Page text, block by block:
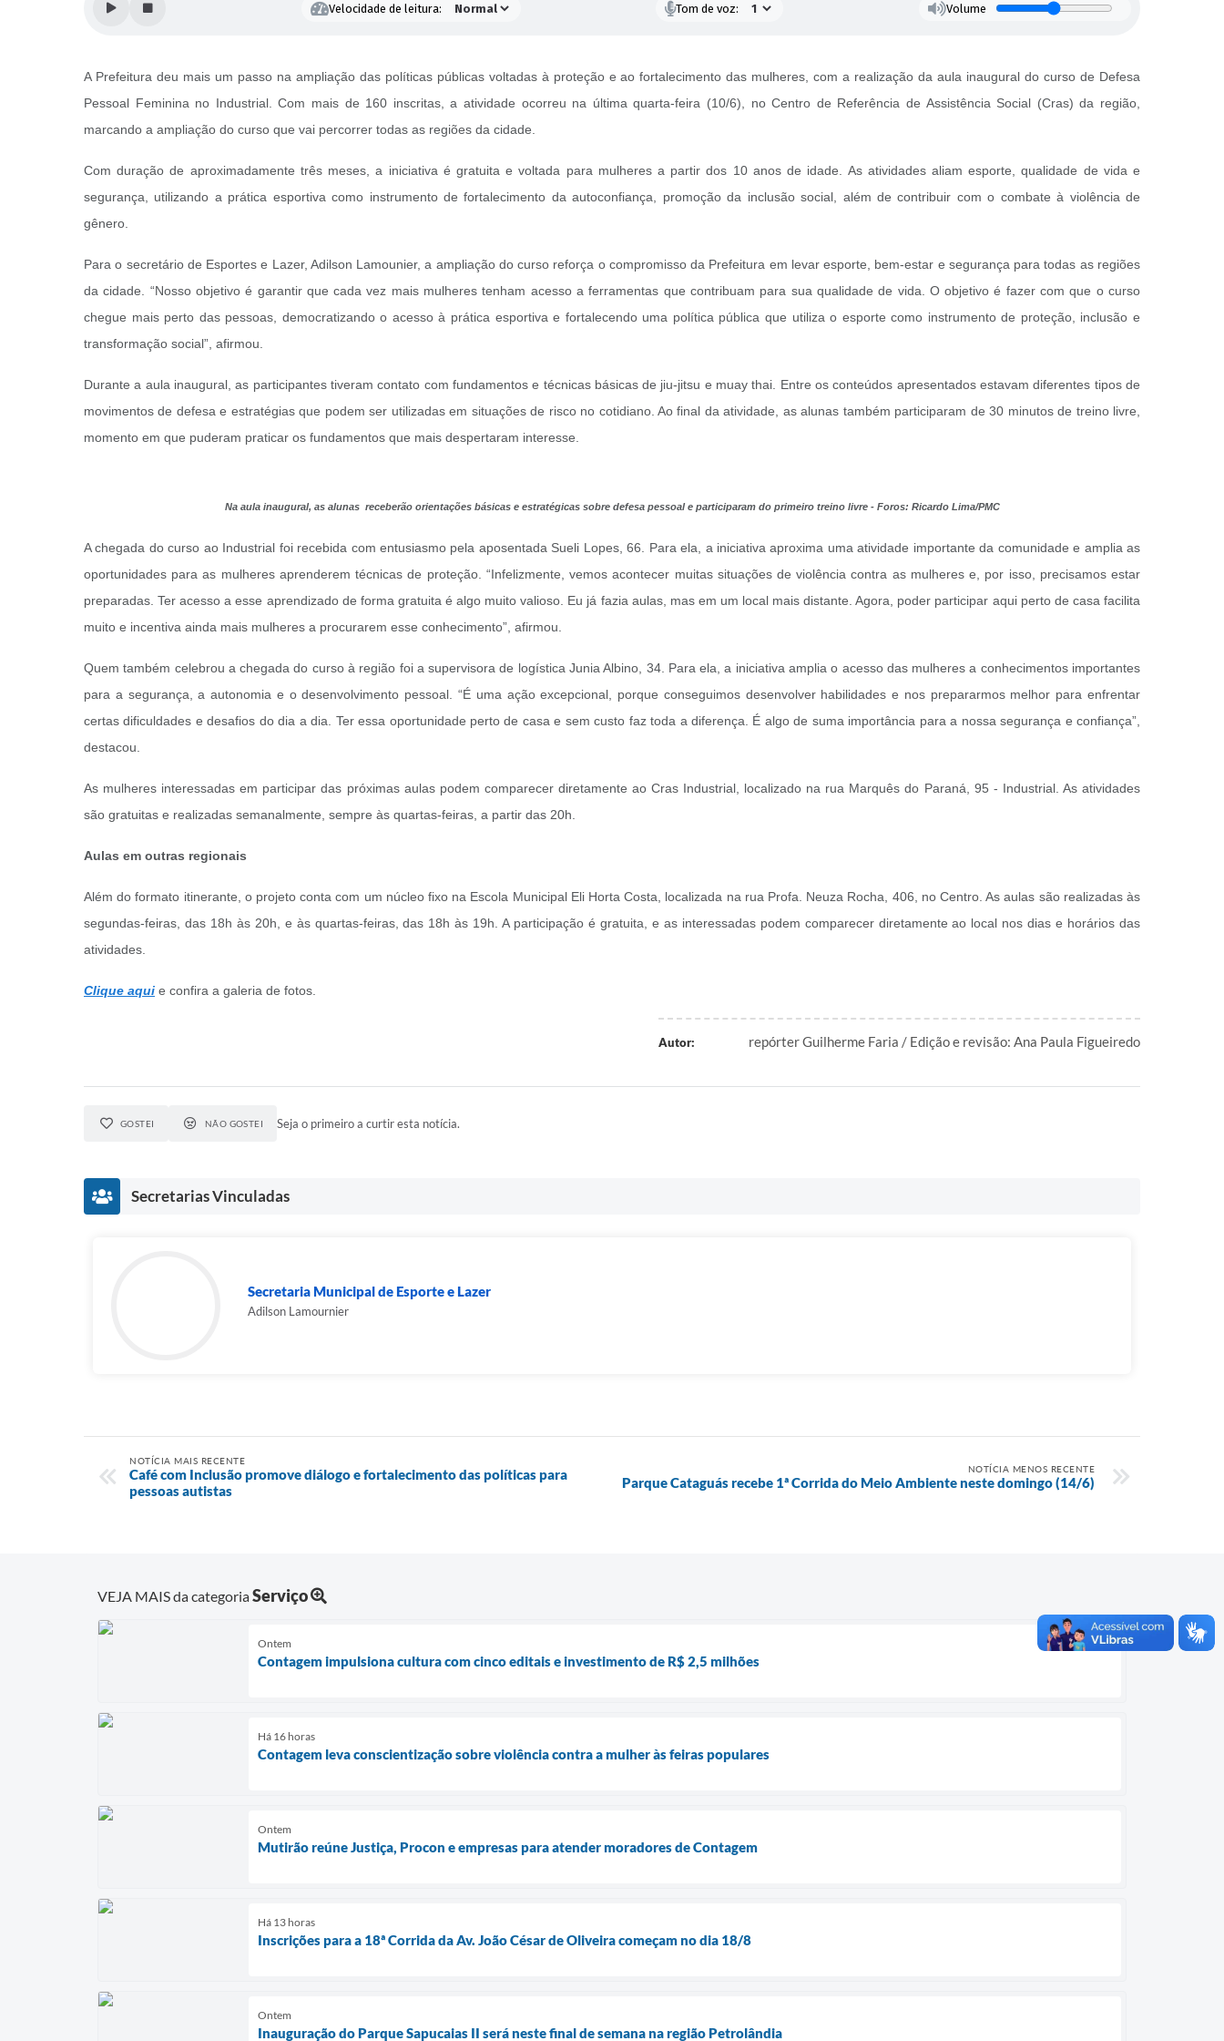
Velocidade de leitura: Tom de voz: Volume
A Prefeitura deu mais um passo na ampliação das políticas públicas voltadas à proteção e ao fortalecimento das mulheres, com a realização da aula inaugural do curso de Defesa
Pessoal Feminina no Industrial. Com mais de 160 inscritas, a atividade ocorreu na última quarta-feira (10/6), no Centro de Referência de Assistência Social (Cras) da região,
marcando a ampliação do curso que vai percorrer todas as regiões da cidade.
Com duração de aproximadamente três meses, a iniciativa é gratuita e voltada para mulheres a partir dos 10 anos de idade. As atividades aliam esporte, qualidade de vida e
segurança, utilizando a prática esportiva como instrumento de fortalecimento da autoconfiança, promoção da inclusão social, além de contribuir com o combate à violência de
gênero.
Para o secretário de Esportes e Lazer, Adilson Lamounier, a ampliação do curso reforça o compromisso da Prefeitura em levar esporte, bem-estar e segurança para todas as regiões
da cidade. “Nosso objetivo é garantir que cada vez mais mulheres tenham acesso a ferramentas que contribuam para sua qualidade de vida. O objetivo é fazer com que o curso
chegue mais perto das pessoas, democratizando o acesso à prática esportiva e fortalecendo uma política pública que utiliza o esporte como instrumento de proteção, inclusão e
transformação social”, afirmou.
Durante a aula inaugural, as participantes tiveram contato com fundamentos e técnicas básicas de jiu-jitsu e muay thai. Entre os conteúdos apresentados estavam diferentes tipos de
movimentos de defesa e estratégias que podem ser utilizadas em situações de risco no cotidiano. Ao final da atividade, as alunas também participaram de 30 minutos de treino livre,
momento em que puderam praticar os fundamentos que mais despertaram interesse.
Na aula inaugural, as alunas receberão orientações básicas e estratégicas sobre defesa pessoal e participaram do primeiro treino livre - Foros: Ricardo Lima/PMC
A chegada do curso ao Industrial foi recebida com entusiasmo pela aposentada Sueli Lopes, 66. Para ela, a iniciativa aproxima uma atividade importante da comunidade e amplia as
oportunidades para as mulheres aprenderem técnicas de proteção. “Infelizmente, vemos acontecer muitas situações de violência contra as mulheres e, por isso, precisamos estar
preparadas. Ter acesso a esse aprendizado de forma gratuita é algo muito valioso. Eu já fazia aulas, mas em um local mais distante. Agora, poder participar aqui perto de casa facilita
muito e incentiva ainda mais mulheres a procurarem esse conhecimento”, afirmou.
Quem também celebrou a chegada do curso à região foi a supervisora de logística Junia Albino, 34. Para ela, a iniciativa amplia o acesso das mulheres a conhecimentos importantes
para a segurança, a autonomia e o desenvolvimento pessoal. “É uma ação excepcional, porque conseguimos desenvolver habilidades e nos prepararmos melhor para enfrentar
certas dificuldades e desafios do dia a dia. Ter essa oportunidade perto de casa e sem custo faz toda a diferença. É algo de suma importância para a nossa segurança e confiança”,
destacou.
As mulheres interessadas em participar das próximas aulas podem comparecer diretamente ao Cras Industrial, localizado na rua Marquês do Paraná, 95 - Industrial. As atividades
são gratuitas e realizadas semanalmente, sempre às quartas-feiras, a partir das 20h.
Aulas em outras regionais
Além do formato itinerante, o projeto conta com um núcleo fixo na Escola Municipal Eli Horta Costa, localizada na rua Profa. Neuza Rocha, 406, no Centro. As aulas são realizadas às
segundas-feiras, das 18h às 20h, e às quartas-feiras, das 18h às 19h. A participação é gratuita, e as interessadas podem comparecer diretamente ao local nos dias e horários das
atividades.
Clique aqui e confira a galeria de fotos.
Autor: repórter Guilherme Faria / Edição e revisão: Ana Paula Figueiredo
GOSTEI NÃO GOSTEI Seja o primeiro a curtir esta notícia.
Secretarias Vinculadas
Secretaria Municipal de Esporte e Lazer
Adilson Lamournier
NOTÍCIA MAIS RECENTE
Café com Inclusão promove diálogo e fortalecimento das políticas para
pessoas autistas
NOTÍCIA MENOS RECENTE
Parque Cataguás recebe 1ª Corrida do Meio Ambiente neste domingo (14/6)
VEJA MAIS da categoriaServiço
Ontem
Contagem impulsiona cultura com cinco editais e investimento de R$ 2,5 milhões
Há 16 horas
Contagem leva conscientização sobre violência contra a mulher às feiras populares
Ontem
Mutirão reúne Justiça, Procon e empresas para atender moradores de Contagem
Há 13 horas
Inscrições para a 18ª Corrida da Av. João César de Oliveira começam no dia 18/8
Ontem
Inauguração do Parque Sapucaias II será neste final de semana na região Petrolândia